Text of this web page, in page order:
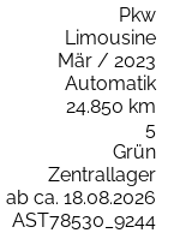
Pkw
Limousine
Mär / 2023
Automatik
24.850 km
5
Grün
Zentrallager
ab ca. 18.08.2026
AST78530_9244